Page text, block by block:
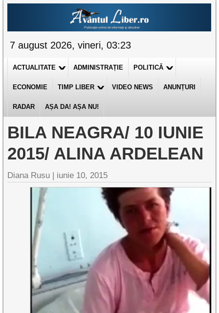
7 august 2026, vineri, 03:23
ACTUALITATE ADMINISTRAȚIE POLITICĂ
ECONOMIE TIMP LIBER VIDEO NEWS ANUNȚURI
RADAR AȘA DA! AȘA NU!
BILA NEAGRA/ 10 IUNIE
2015/ ALINA ARDELEAN
Diana Rusu | iunie 10, 2015